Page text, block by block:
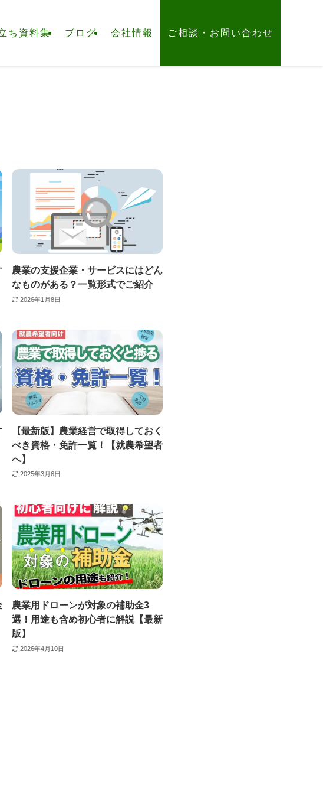
ち資料集 ブログ 会社情報 ご相談・お問い合わせ
農業の支援企業・サービスにはどん
なものがある？一覧形式でご紹介
2026年1月8日
【最新版】農業経営で取得しておく
べき資格・免許一覧！【就農希望者
へ】
2025年3月6日
農業用ドローンが対象の補助金3
選！用途も含め初心者に解説【最新
版】
2026年4月10日